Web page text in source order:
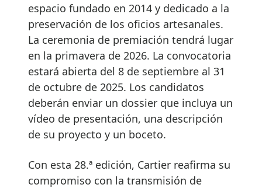
espacio fundado en 2014 y dedicado a la
preservación de los oficios artesanales.
La ceremonia de premiación tendrá lugar
en la primavera de 2026. La convocatoria
estará abierta del 8 de septiembre al 31
de octubre de 2025. Los candidatos
deberán enviar un dossier que incluya un
vídeo de presentación, una descripción
de su proyecto y un boceto.
Con esta 28.ª edición, Cartier reafirma su
compromiso con la transmisión de